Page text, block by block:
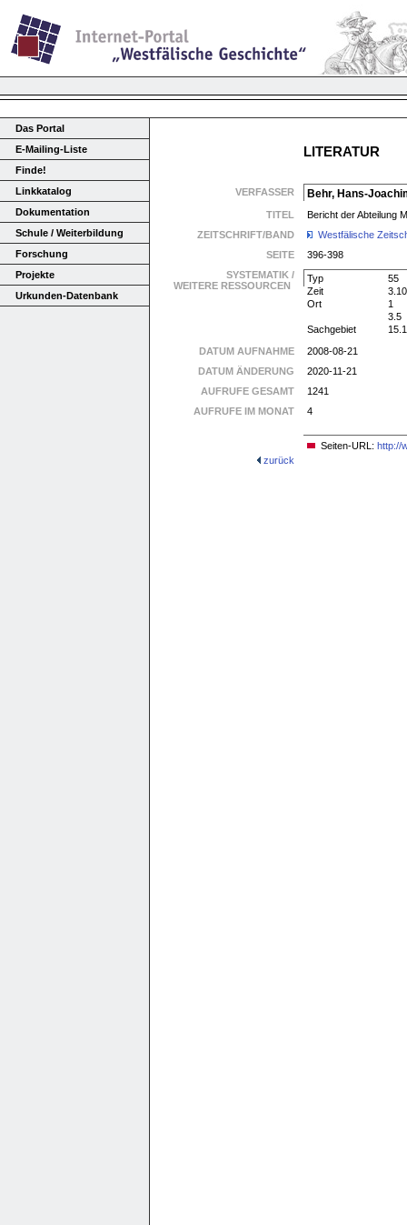
Das Portal
E-Mailing-Liste
Finde!
Linkkatalog
Dokumentation
Schule / Weiterbildung
Forschung
Projekte
Urkunden-Datenbank
LITERATUR
VERFASSER Behr, Hans-
TITEL
Bericht der Abteilung
ZEITSCHRIFT/BAND
Westfälische
SEITE
396-398
SYSTEMATIK /
WEITERE RESSOURCEN
Typ
55
Zeit
3.10
Ort
1
3.5
Sachgebiet
DATUM AUFNAHME
2008-08-21
DATUM ÄNDERUNG
2020-11-21
AUFRUFE GESAMT
1241
AUFRUFE IM MONAT
4
Seiten-URL: http://
zurück